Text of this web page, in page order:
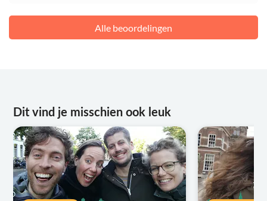
Alle beoordelingen
Dit vind je misschien ook leuk